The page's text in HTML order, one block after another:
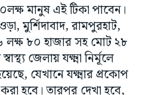
মানুষ এই টিকা পাবেন।
মুর্শিদাবাদ, রামপুরহাট,
লক্ষ ৮০ হাজার সহ মোট ২৮
জেলায় যক্ষ্মা নির্মূলে
যেখানে যক্ষ্মার প্রকোপ
হবে। তারপর দেখা হবে,